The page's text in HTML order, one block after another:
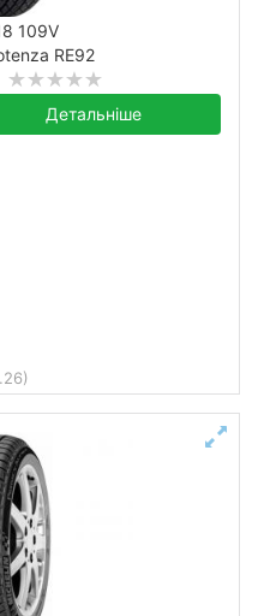
109V
RE92
Детальніше